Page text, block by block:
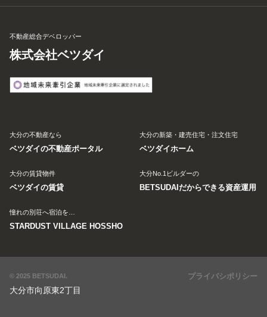
不動産総合デベロッパー
株式会社ベツダイ
大分の不動産なら
ベツダイの不動産ポータル
大分の新築・建売住宅・注文住宅
ベツダイホーム
大分の賃貸物件
ベツダイの賃貸
大分No.1ビルダーの
BETSUDAIだからできる資産運用
憧れの別荘へ宿泊を…
STARDUST VILLAGE HOSSHO
© 2025 BETSUDAI. プライバシポリシー
大分市向原東2丁目